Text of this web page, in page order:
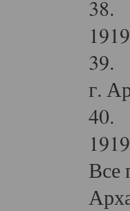
38.
39.
г.
40.
Все